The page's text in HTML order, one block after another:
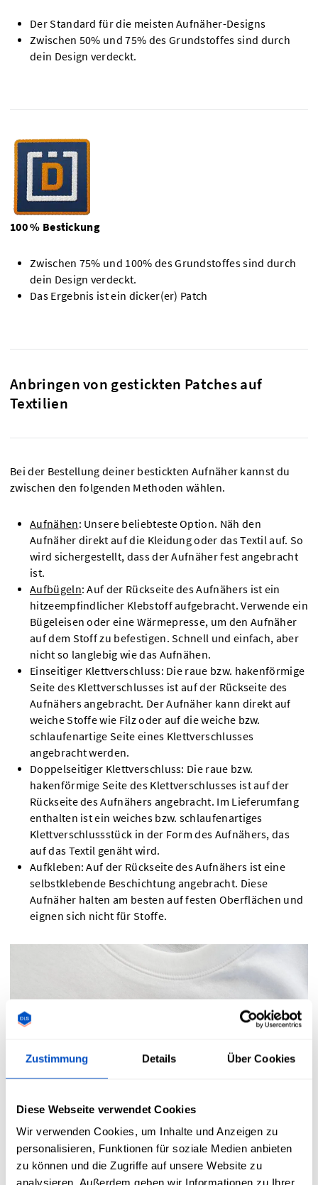
Zustimmung Details Über Cookies
Diese Webseite verwendet Cookies
Wir verwenden Cookies, um Inhalte und Anzeigen zu
personalisieren, Funktionen für soziale Medien anbieten
zu können und die Zugriffe auf unsere Website zu
analysieren. Außerdem geben wir Informationen zu Ihrer
Der Standard für die meisten Aufnäher-Designs
Zwischen 50% und 75% des Grundstoffes sind durch
dein Design verdeckt.
100 % Bestickung
Zwischen 75% und 100% des Grundstoffes sind durch
dein Design verdeckt.
Das Ergebnis ist ein dicker(er) Patch
Anbringen von gestickten Patches auf
Textilien
Bei der Bestellung deiner bestickten Aufnäher kannst du
zwischen den folgenden Methoden wählen.
Aufnähen: Unsere beliebteste Option. Näh den
Aufnäher direkt auf die Kleidung oder das Textil auf. So
wird sichergestellt, dass der Aufnäher fest angebracht
ist.
Aufbügeln: Auf der Rückseite des Aufnähers ist ein
hitzeempfindlicher Klebstoff aufgebracht. Verwende ein
Bügeleisen oder eine Wärmepresse, um den Aufnäher
auf dem Stoff zu befestigen. Schnell und einfach, aber
nicht so langlebig wie das Aufnähen.
Einseitiger Klettverschluss: Die raue bzw. hakenförmige
Seite des Klettverschlusses ist auf der Rückseite des
Aufnähers angebracht. Der Aufnäher kann direkt auf
weiche Stoffe wie Filz oder auf die weiche bzw.
schlaufenartige Seite eines Klettverschlusses
angebracht werden.
Doppelseitiger Klettverschluss: Die raue bzw.
hakenförmige Seite des Klettverschlusses ist auf der
Rückseite des Aufnähers angebracht. Im Lieferumfang
enthalten ist ein weiches bzw. schlaufenartiges
Klettverschlussstück in der Form des Aufnähers, das
auf das Textil genäht wird.
Aufkleben: Auf der Rückseite des Aufnähers ist eine
selbstklebende Beschichtung angebracht. Diese
Aufnäher halten am besten auf festen Oberflächen und
eignen sich nicht für Stoffe.